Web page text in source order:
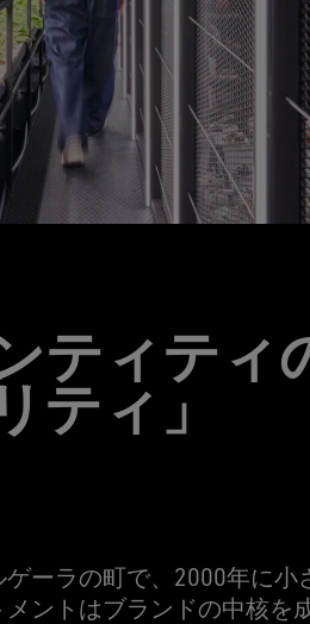
ティティ
ティ」
ーラの町で、2000年に小
ントはブランドの中核を